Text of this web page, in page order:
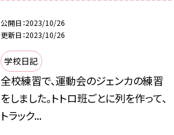
公開日 2023/10/26
更新日 2023/10/26
学校日記
全校練習で、運動会のジェンカの練習
をしました。トトロ班ごとに列を作って、
トラック...